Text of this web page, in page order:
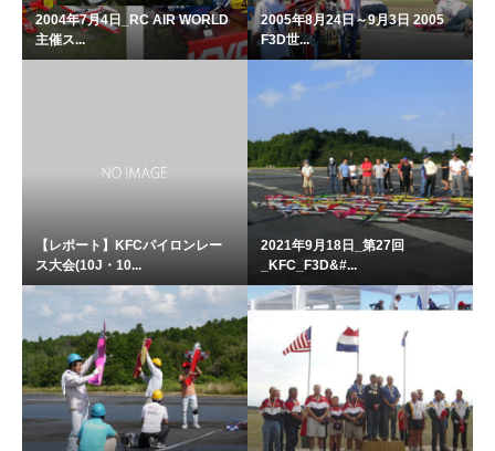
2004年7月4日_RC AIR WORLD
主催ス...
2005年8月24日～9月3日 2005
F3D世...
【レポート】KFCパイロンレー
ス大会(10J・10...
2021年9月18日_第27回
_KFC_F3D&#...